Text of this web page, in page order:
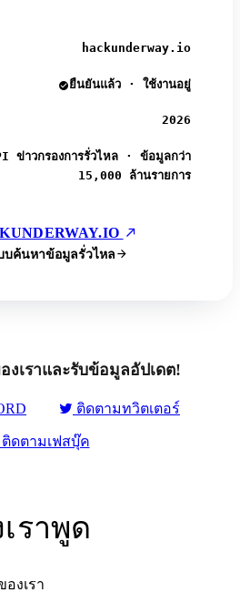
hackunderway.io
ยืนยันแล้ว · ใช้งานอยู่
2026
ข่าวกรองการรั่วไหล · ข้อมูลกว่า
15,000 ล้านรายการ
บค้นหาข้อมูลรั่วไหล
งเราและรับข้อมูลอัปเดต!
ติดตามทวิตเตอร์
ติดตามเฟสบุ๊ค
ราพูด
งเรา